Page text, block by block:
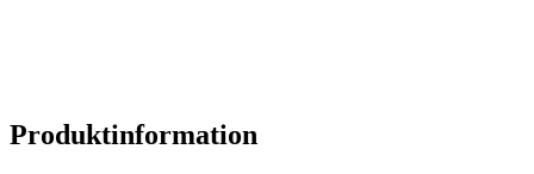
Produktinformation